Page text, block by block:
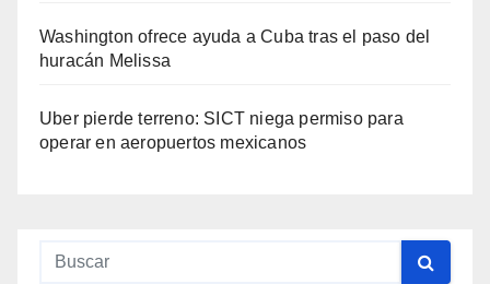
Washington ofrece ayuda a Cuba tras el paso del
huracán Melissa
Uber pierde terreno: SICT niega permiso para
operar en aeropuertos mexicanos